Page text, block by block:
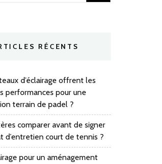
RÉCENTS
d’éclairage offrent les
performances pour une
terrain de padel ?
comparer avant de signer
d’entretien court de tennis ?
pour un aménagement